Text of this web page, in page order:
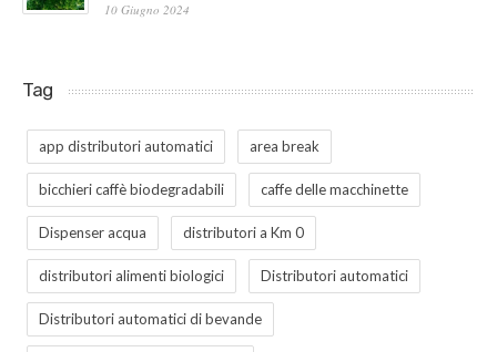
10 Giugno 2024
Tag
app distributori automatici area break
bicchieri caffè biodegradabili caffe delle macchinette
Dispenser acqua distributori a Km 0
distributori alimenti biologici Distributori automatici
Distributori automatici di bevande